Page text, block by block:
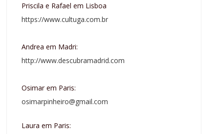
Priscila e Rafael em Lisboa
https://www.cultuga.com.br
Andrea em Madri:
http://www.descubramadrid.com
Osimar em Paris:
osimarpinheiro@gmail.com
Laura em Paris: